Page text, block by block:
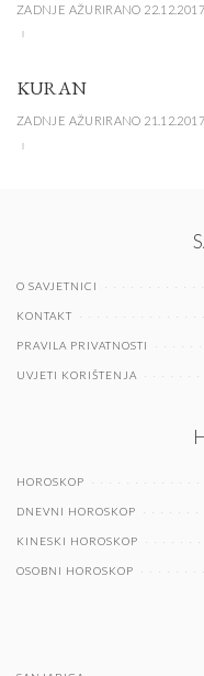
ZADNJE AŽURIRANO 22.12.2017.
KURAN
ZADNJE AŽURIRANO 21.12.2017.
O SAVJETNICI
KONTAKT
PRAVILA PRIVATNOSTI
UVJETI KORIŠTENJA
HOROSKOP
DNEVNI HOROSKOP
KINESKI HOROSKOP
OSOBNI HOROSKOP